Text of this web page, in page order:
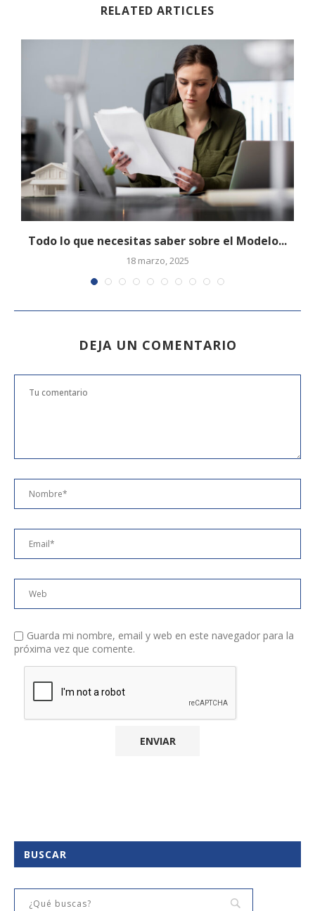
RELATED ARTICLES
Todo lo que necesitas saber sobre el Modelo...
18 marzo, 2025
DEJA UN COMENTARIO
Guarda mi nombre, email y web en este navegador para la
próxima vez que comente.
BUSCAR